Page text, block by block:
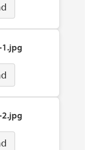
1.jpg
2.jpg